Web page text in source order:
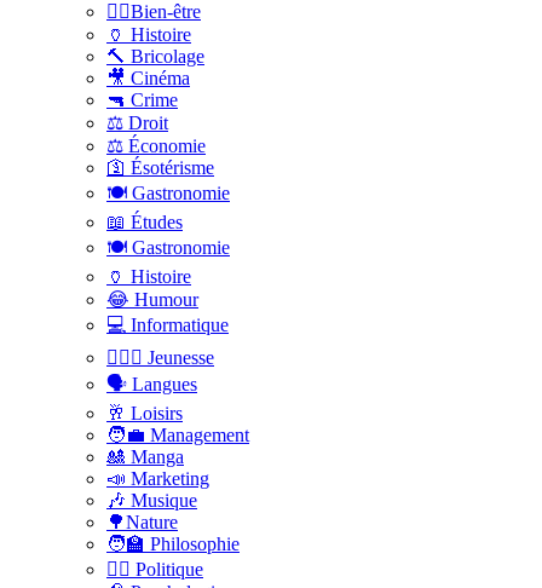
🧑‍⚕️Bien-être
🏺 Histoire
🔨 Bricolage
🎥 Cinéma
🔫 Crime
⚖️ Droit
⚖️ Économie
🛐 Ésotérisme
🍽️ Gastronomie
📖 Études
🍽️ Gastronomie
🏺 Histoire
😂 Humour
💻 Informatique
🤸🏽‍♀️ Jeunesse
🗣 Langues
🥂 Loisirs
🧑‍💼 Management
🎎 Manga
📣 Marketing
🎶 Musique
🌳Nature
🧑‍🏫 Philosophie
👨‍⚖️ Politique